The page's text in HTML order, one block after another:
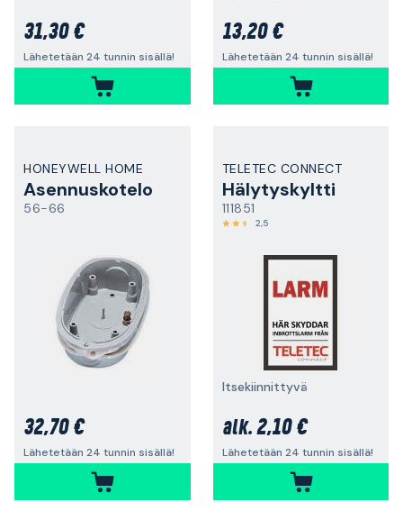
31,30 €
Lähetetään 24 tunnin sisällä!
13,20 €
Lähetetään 24 tunnin sisällä!
HONEYWELL HOME
Asennuskotelo
56-66
32,70 €
Lähetetään 24 tunnin sisällä!
TELETEC CONNECT
Hälytyskyltti
111851
2,5
Itsekiinnittyvä
alk. 2,10 €
Lähetetään 24 tunnin sisällä!